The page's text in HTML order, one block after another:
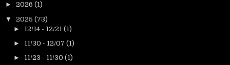
► 2026 (1)
▼ 2025 (73)
► 12/14 - 12/21 (1)
► 11/30 - 12/07 (1)
► 11/23 - 11/30 (1)